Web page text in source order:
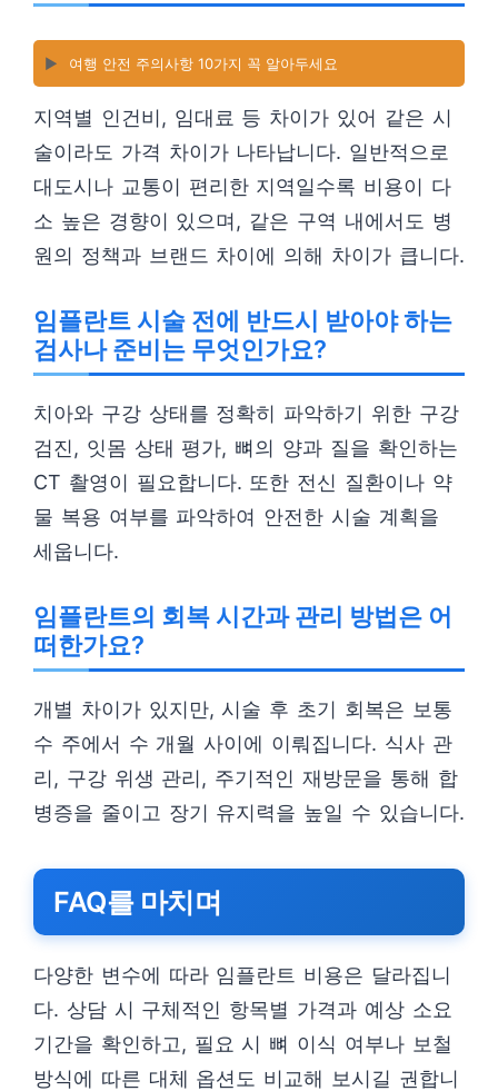
▶️ 여행 안전 주의사항 10가지 꼭 알아두세요
지역별 인건비, 임대료 등 차이가 있어 같은 시
술이라도 가격 차이가 나타납니다. 일반적으로
대도시나 교통이 편리한 지역일수록 비용이 다
소 높은 경향이 있으며, 같은 구역 내에서도 병
원의 정책과 브랜드 차이에 의해 차이가 큽니다.
임플란트 시술 전에 반드시 받아야 하는
검사나 준비는 무엇인가요?
치아와 구강 상태를 정확히 파악하기 위한 구강
검진, 잇몸 상태 평가, 뼈의 양과 질을 확인하는
CT 촬영이 필요합니다. 또한 전신 질환이나 약
물 복용 여부를 파악하여 안전한 시술 계획을
세웁니다.
임플란트의 회복 시간과 관리 방법은 어
떠한가요?
개별 차이가 있지만, 시술 후 초기 회복은 보통
수 주에서 수 개월 사이에 이뤄집니다. 식사 관
리, 구강 위생 관리, 주기적인 재방문을 통해 합
병증을 줄이고 장기 유지력을 높일 수 있습니다.
FAQ를 마치며
다양한 변수에 따라 임플란트 비용은 달라집니
다. 상담 시 구체적인 항목별 가격과 예상 소요
기간을 확인하고, 필요 시 뼈 이식 여부나 보철
방식에 따른 대체 옵션도 비교해 보시길 권합니